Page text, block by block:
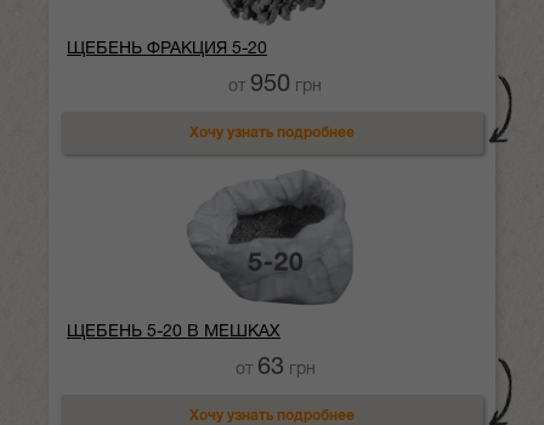
ЩЕБЕНЬ ФРАКЦИЯ 5-20
от 950 грн
Хочу узнать подробнее
ЩЕБЕНЬ 5-20 В МЕШКАХ
от 63 грн
Хочу узнать подробнее